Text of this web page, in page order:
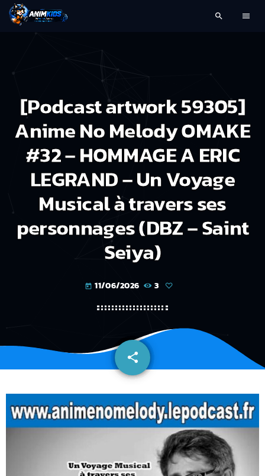
search menu
[Podcast artwork 59305]
Anime No Melody OMAKE
#32 – HOMMAGE A ERIC
LEGRAND – Un Voyage
Musical à travers ses
personnages (DBZ – Saint
Seiya)
today 11/06/2026 3
share
email